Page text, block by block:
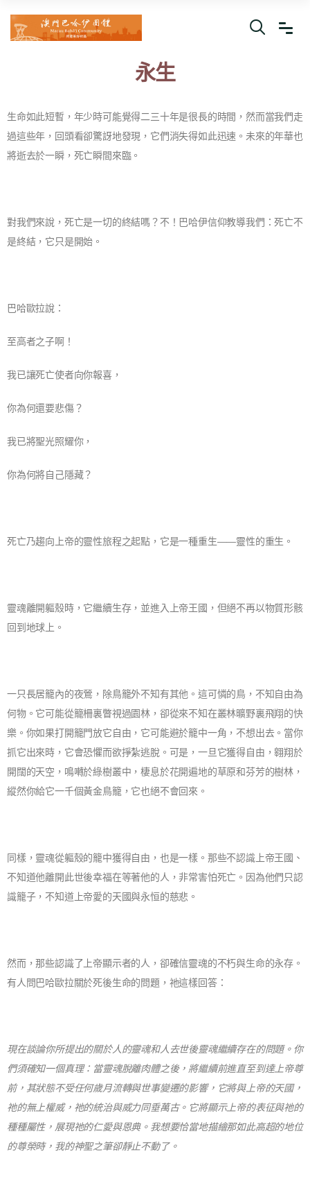
永生
生命如此短暫，年少時可能覺得二三十年是很長的時間，然而當我們走
過這些年，回頭看卻驚訝地發現，它們消失得如此迅速。未來的年華也
將逝去於一瞬，死亡瞬間來臨。
對我們來說，死亡是一切的終結嗎？不！巴哈伊信仰教導我們：死亡不
是終結，它只是開始。
巴哈歐拉說：
至高者之子啊！
我已讓死亡使者向你報喜，
你為何還要悲傷？
我已將聖光照耀你，
你為何將自己隱藏？
死亡乃趨向上帝的靈性旅程之起點，它是一種重生——靈性的重生。
靈魂離開軀殼時，它繼續生存，並進入上帝王國，但絕不再以物質形骸
回到地球上。
一只長居籠內的夜鶯，除鳥籠外不知有其他。這可憐的鳥，不知自由為
何物。它可能從籠柵裏瞥視過園林，卻從來不知在叢林曠野裏飛翔的快
樂。你如果打開籠門放它自由，它可能避於籠中一角，不想出去。當你
抓它出來時，它會恐懼而欲掙紮逃脫。可是，一旦它獲得自由，翱翔於
開闊的天空，鳴囀於綠樹叢中，棲息於花開遍地的草原和芬芳的樹林，
縱然你給它一千個黃金鳥籠，它也絕不會回來。
同樣，靈魂從軀殼的籠中獲得自由，也是一樣。那些不認識上帝王國、
不知道他離開此世後幸福在等著他的人，非常害怕死亡。因為他們只認
識籠子，不知道上帝愛的天國與永恒的慈悲。
然而，那些認識了上帝顯示者的人，卻確信靈魂的不朽與生命的永存。
有人問巴哈歐拉關於死後生命的問題，祂這樣回答：
現在談論你所提出的關於人的靈魂和人去世後靈魂繼續存在的問題。你
們須確知一個真理：當靈魂脫離肉體之後，將繼續前進直至到達上帝尊
前，其狀態不受任何歲月流轉與世事變遷的影響，它將與上帝的天國，
祂的無上權威，祂的統治與威力同垂萬古。它將顯示上帝的表征與祂的
種種屬性，展現祂的仁愛與恩典。我想要恰當地描繪那如此高超的地位
的尊榮時，我的神聖之筆卻靜止不動了。